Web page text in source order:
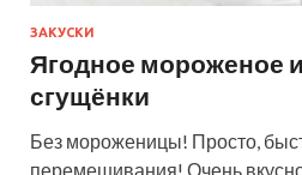
ЗАКУСКИ
Ягодное мороженое
сгущёнки
Без мороженицы! Просто,
перемешивания! Очень